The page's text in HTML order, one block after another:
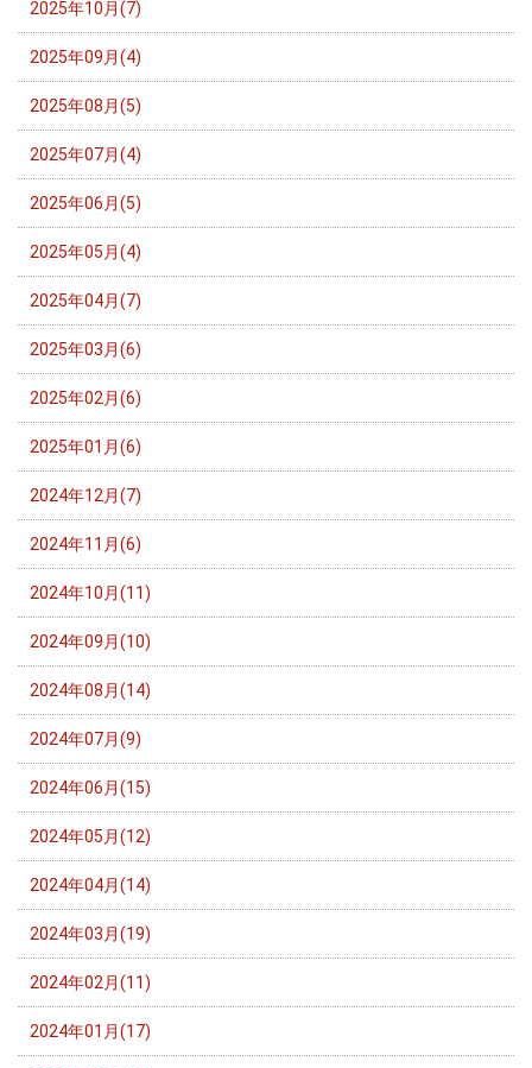
2025年10月(7)
2025年09月(4)
2025年08月(5)
2025年07月(4)
2025年06月(5)
2025年05月(4)
2025年04月(7)
2025年03月(6)
2025年02月(6)
2025年01月(6)
2024年12月(7)
2024年11月(6)
2024年10月(11)
2024年09月(10)
2024年08月(14)
2024年07月(9)
2024年06月(15)
2024年05月(12)
2024年04月(14)
2024年03月(19)
2024年02月(11)
2024年01月(17)